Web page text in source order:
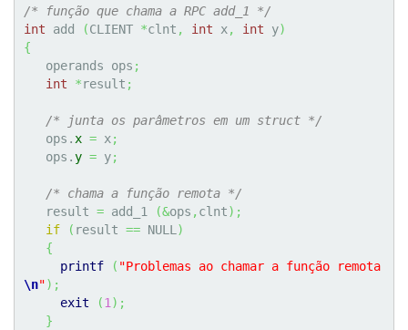
/* função que chama a RPC add_1 */
int add (CLIENT *clnt , int x, int y)
{
   operands ops
;
int
*result ;
/* junta os parâmetros em um struct */
   ops.
x = x;
   ops.
y = y;
/* chama a função remota */
   result
= add_1 (&ops , clnt) ;
if
( result == NULL )
{
printf
( "Problemas ao chamar a função remota
\n") ;
exit
(1 ) ;
}